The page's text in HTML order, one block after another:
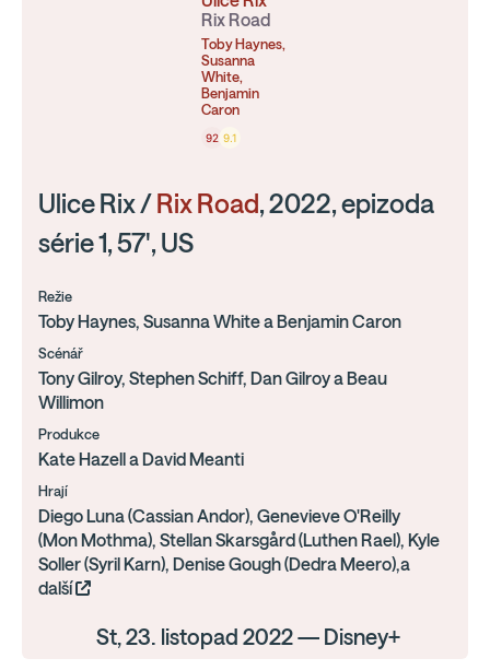
Rix Road
Toby Haynes,
Susanna
White,
Benjamin
Caron
92 9.1
Ulice Rix / Rix Road, 2022, epizoda
série 1, 57', US
Režie
Toby Haynes, Susanna White a Benjamin Caron
Scénář
Tony Gilroy, Stephen Schiff, Dan Gilroy a Beau
Willimon
Produkce
Kate Hazell a David Meanti
Hrají
Diego Luna (Cassian Andor), Genevieve O'Reilly
(Mon Mothma), Stellan Skarsgård (Luthen Rael), Kyle
Soller (Syril Karn), Denise Gough (Dedra Meero),a
další
St, 23. listopad 2022 — Disney+